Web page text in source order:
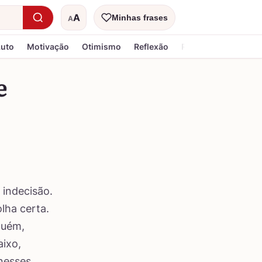
AA
Tamanho do textoMinhas frases
Motivação Otimismo Reflexão Religiosa
certa.